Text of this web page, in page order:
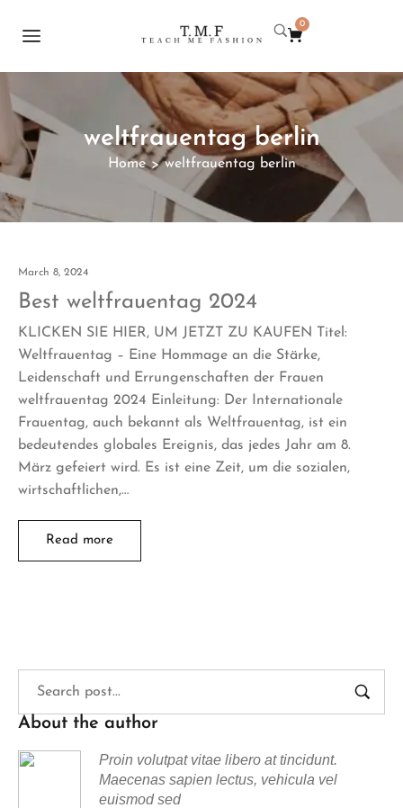
0
weltfrauentag berlin
Home > weltfrauentag berlin
March 8, 2024
Best weltfrauentag 2024
KLICKEN SIE HIER, UM JETZT ZU KAUFEN Titel:
Weltfrauentag – Eine Hommage an die Stärke,
Leidenschaft und Errungenschaften der Frauen
weltfrauentag 2024 Einleitung: Der Internationale
Frauentag, auch bekannt als Weltfrauentag, ist ein
bedeutendes globales Ereignis, das jedes Jahr am 8.
März gefeiert wird. Es ist eine Zeit, um die sozialen,
wirtschaftlichen,…
Read more
About the author
Proin volutpat vitae libero at tincidunt.
Maecenas sapien lectus, vehicula vel
euismod sed